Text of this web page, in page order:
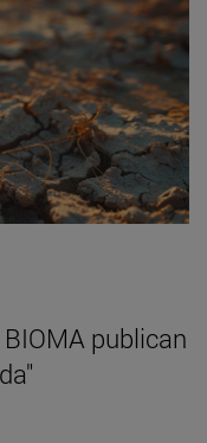
publican